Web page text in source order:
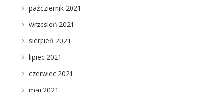
październik 2021
wrzesień 2021
sierpień 2021
lipiec 2021
czerwiec 2021
maj 2021